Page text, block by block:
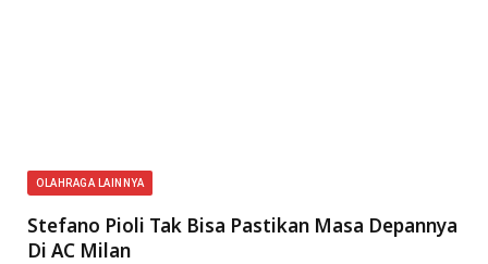
OLAHRAGA LAINNYA
Stefano Pioli Tak Bisa Pastikan Masa Depannya
Di AC Milan